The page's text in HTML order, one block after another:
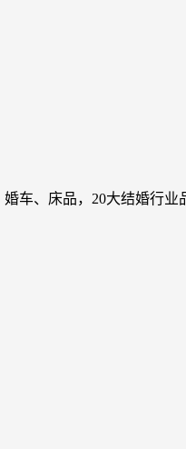
车、床品，20大结婚行业